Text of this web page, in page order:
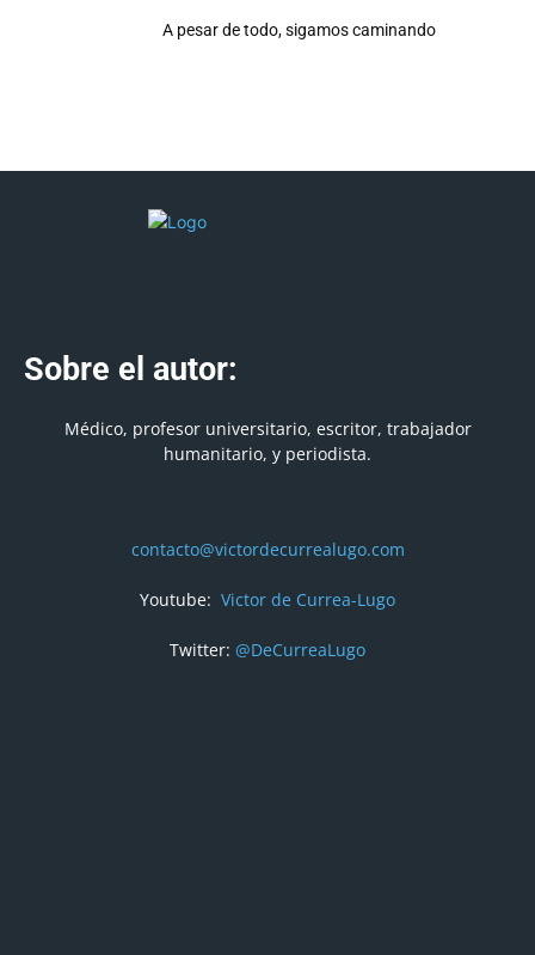
A pesar de todo, sigamos caminando
Sobre el autor:
Médico, profesor universitario, escritor, trabajador
humanitario, y periodista.
contacto@victordecurrealugo.com
Youtube: Victor de Currea-Lugo
Twitter: @DeCurreaLugo